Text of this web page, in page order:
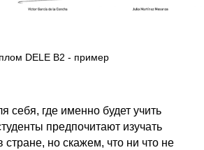
DELE B2 - пример
себя, где именно будет учить
предпочитают изучать
стране, но скажем, что ни что не